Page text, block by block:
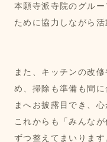
本願寺派寺院のグル
ために協力しながら活
また、キッチンの改
め、掃除も準備も間
まへお披露目でき、
これからも「みんな
ずつ整えてまいります